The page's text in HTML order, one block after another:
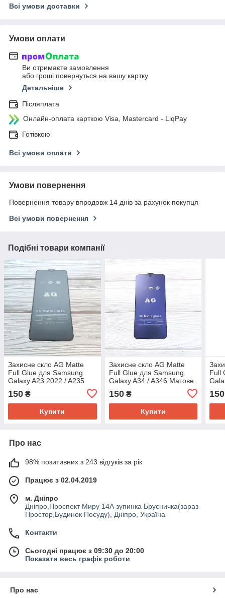
Всі умови доставки
Умови оплати
Ви отримаєте замовлення
або гроші повернуться на вашу картку
Детальніше
Післяплата
Онлайн-оплата карткою Visa, Mastercard - LiqPay
Готівкою
Всі умови оплати
Умови повернення
Повернення товару впродовж 14 днів за рахунок покупця
Всі умови повернення
Подібні товари компанії
Захисне скло AG Matte
Full Glue для Samsung
Galaxy A23 2022 / A235
150 ₴
Купити
Захисне скло AG Matte
Full Glue для Samsung
Galaxy A34 / A346 Матове
150₴
Купити
Full
150
Про нас
98% позитивних з 243 відгуків за рік
Працює з 02.04.2019
м. Дніпро
Дніпро,Проспект Миру 14А зупинка Брусничка(зараз
Простор,Будинок Посуду), Дніпро, Україна
Контакти
Сьогодні працює з 09:30 до 20:00
Показати весь графік роботи
Про нас